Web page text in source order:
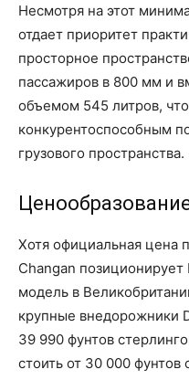
Несмотря на этот
отдает приоритет
просторное
пассажиров в 800 мм и
объемом 545 литров,
конкурентоспособным
грузового пространства.
Хотя официальная цена
Changan
модель в
крупные внедорожники
39 990 фунтов
стоить от 30 000 фунтов